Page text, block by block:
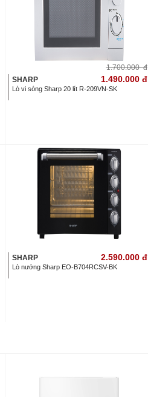
1.700.000 đ
SHARP
1.490.000 đ
Lò vi sóng Sharp 20 lít R-209VN-SK
SHARP 2.590.000 đ
Lò nướng Sharp EO-B704RCSV-BK